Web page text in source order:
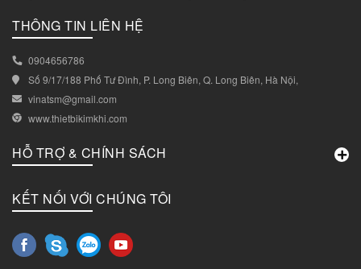
THÔNG TIN LIÊN HỆ
0904656786
Số 9/17/188 Phố Tư Đình, P. Long Biên, Q. Long Biên, Hà Nội,
vinatsm@gmail.com
www.thietbikimkhi.com
HỖ TRỢ & CHÍNH SÁCH
KẾT NỐI VỚI CHÚNG TÔI